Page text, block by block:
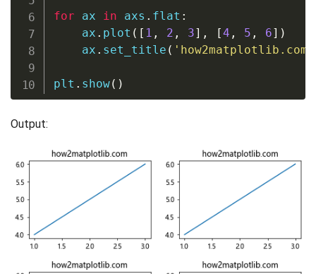
for ax in axs . flat :
    ax
. plot ( [ 1 , 2 , 3] , [4 , 5 , 6] )
    ax
. set_title ( 'how2matplotlib.com'
plt . show( )
Output: